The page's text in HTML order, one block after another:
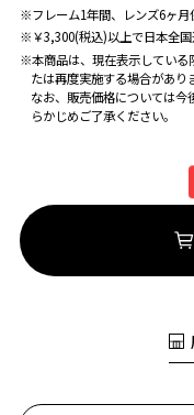
※フレーム1年間、レンズ6ヶ月
※￥3,300(税込)以上で日本全
※本商品は、現在表示している
たは再度実施する場合があり
なお、販売価格については今
らかじめご了承ください。